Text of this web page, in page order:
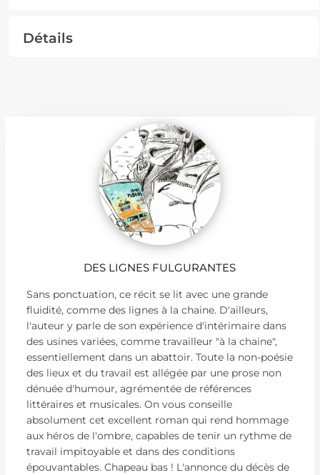
Détails
DES LIGNES FULGURANTES
Sans ponctuation, ce récit se lit avec une grande
fluidité, comme des lignes à la chaine. D'ailleurs,
l'auteur y parle de son expérience d'intérimaire dans
des usines variées, comme travailleur "à la chaine",
essentiellement dans un abattoir. Toute la non-poésie
des lieux et du travail est allégée par une prose non
dénuée d'humour, agrémentée de références
littéraires et musicales. On vous conseille
absolument cet excellent roman qui rend hommage
aux héros de l'ombre, capables de tenir un rythme de
travail impitoyable et dans des conditions
épouvantables. Chapeau bas ! L'annonce du décès de